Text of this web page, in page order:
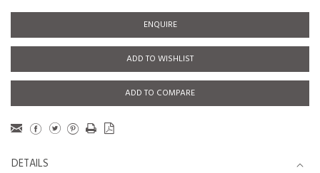
ENQUIRE
ADD TO WISHLIST
ADD TO COMPARE
DETAILS